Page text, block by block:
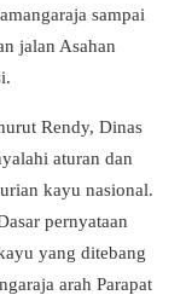
sampai
jalan Asahan
Rendy, Dinas
aturan dan
kayu nasional.
pernyataan
yang ditebang
arah Parapat